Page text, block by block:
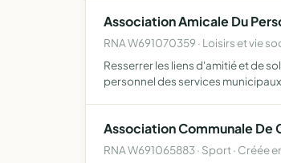
Association Amicale Du
RNA W691070359 · Loisirs et vie
Resserrer les liens d'amitié et de
personnel des services
Association Communale De
RNA W691065883 · Sport · Créée